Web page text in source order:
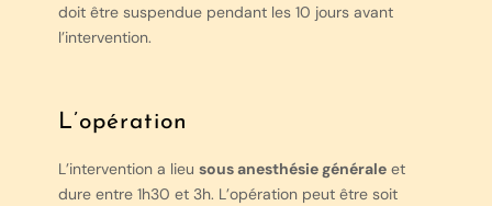
doit être suspendue pendant les 10 jours avant
l’intervention.
L’opération
L’intervention a lieu sous anesthésie généraleet
dure entre 1h30 et 3h. L’opération peut être soit